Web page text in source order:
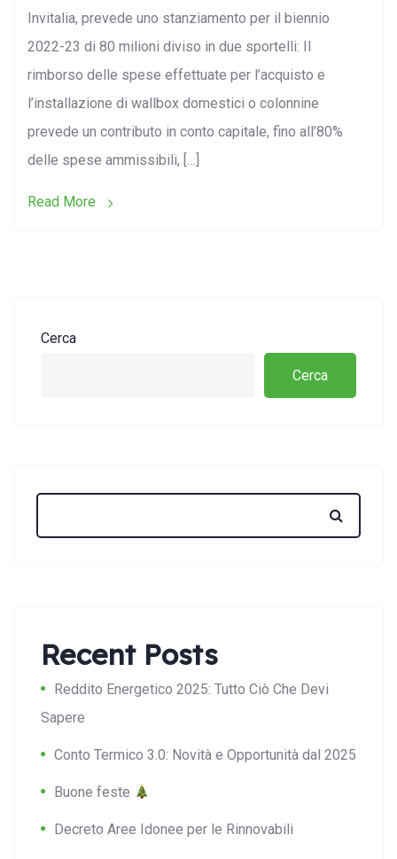
Invitalia, prevede uno stanziamento per il biennio
2022-23 di 80 milioni diviso in due sportelli: Il
rimborso delle spese effettuate per l’acquisto e
l’installazione di wallbox domestici o colonnine
prevede un contributo in conto capitale, fino all’80%
delle spese ammissibili, […]
Read More
Cerca
Cerca
Recent Posts
Reddito Energetico 2025: Tutto Ciò Che Devi
Sapere
Conto Termico 3.0: Novità e Opportunità dal 2025
Buone feste
Decreto Aree Idonee per le Rinnovabili